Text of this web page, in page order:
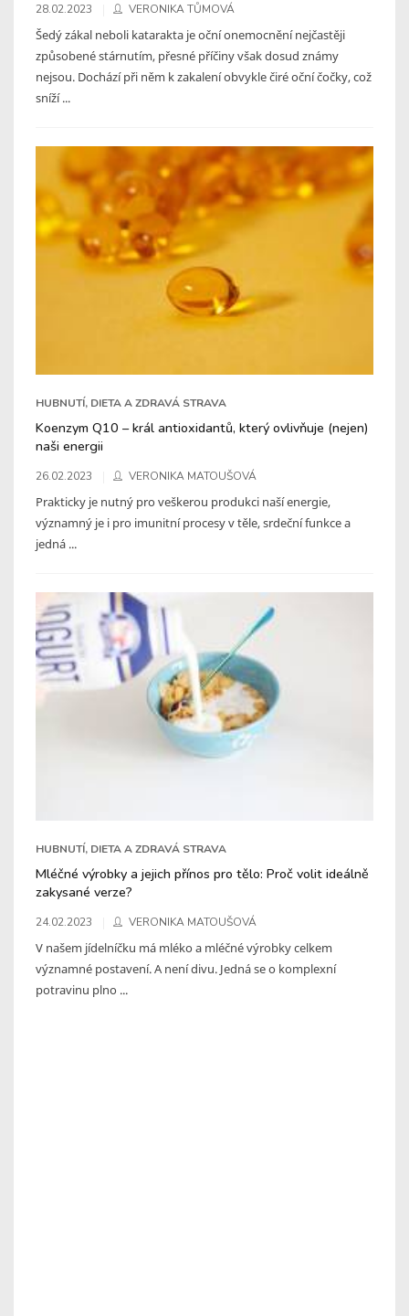
28.02.2023 VERONIKA TŮMOVÁ
Šedý zákal neboli katarakta je oční onemocnění nejčastěji
způsobené stárnutím, přesné příčiny však dosud známy
nejsou. Dochází při něm k zakalení obvykle čiré oční čočky, což
sníží ...
HUBNUTÍ, DIETA A ZDRAVÁ STRAVA
Koenzym Q10 – král antioxidantů, který ovlivňuje (nejen)
naši energii
26.02.2023 VERONIKA MATOUŠOVÁ
Prakticky je nutný pro veškerou produkci naší energie,
významný je i pro imunitní procesy v těle, srdeční funkce a
jedná ...
HUBNUTÍ, DIETA A ZDRAVÁ STRAVA
Mléčné výrobky a jejich přínos pro tělo: Proč volit ideálně
zakysané verze?
24.02.2023 VERONIKA MATOUŠOVÁ
V našem jídelníčku má mléko a mléčné výrobky celkem
významné postavení. A není divu. Jedná se o komplexní
potravinu plno ...